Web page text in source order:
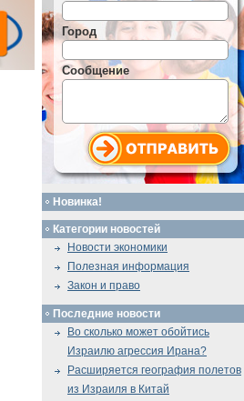
Город
Сообщение
Новинка!
Категории новостей
Новости экономики
Полезная информация
Закон и право
Последние новости
Во сколько может обойтись
Израилю агрессия Ирана?
Расширяется география полетов
из Израиля в Китай